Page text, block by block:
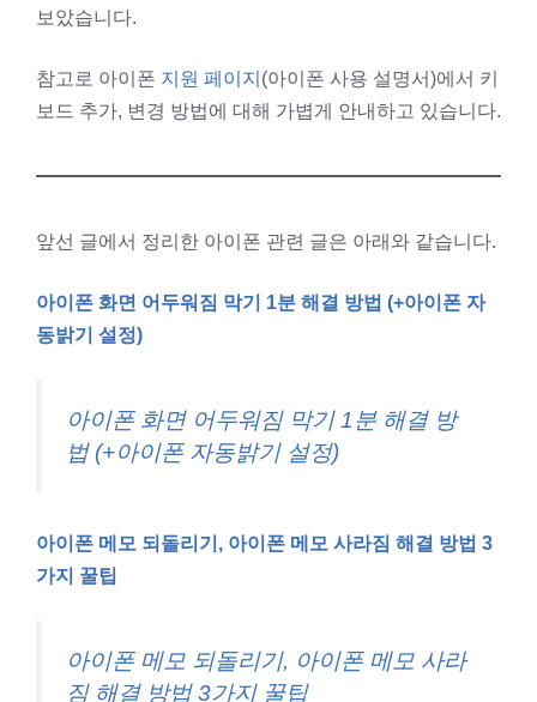
보았습니다.
참고로 아이폰 지원 페이지 (아이폰 사용 설명서)에서 키
보드 추가, 변경 방법에 대해 가볍게 안내하고 있습니다.
앞선 글에서 정리한 아이폰 관련 글은 아래와 같습니다.
아이폰 화면 어두워짐 막기 1분 해결 방법 (+아이폰 자
동밝기 설정)
아이폰 화면 어두워짐 막기 1분 해결 방
법 (+아이폰 자동밝기 설정)
아이폰 메모 되돌리기, 아이폰 메모 사라짐 해결 방법 3
가지 꿀팁
아이폰 메모 되돌리기, 아이폰 메모 사라
짐 해결 방법 3가지 꿀팁